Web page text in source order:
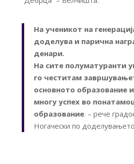
На ученикот на
доделува и парична
денари.
На сите полуматуранти
го честитам
основното образование
многу успех во
образование. – рече
Ногачески по